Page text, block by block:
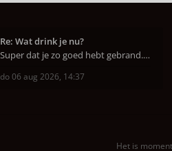
Re: Wat drink je nu?
Super dat je zo goed hebt gebrand. Gefeliciteerd!
do 06 aug 2026, 14:37
Het is